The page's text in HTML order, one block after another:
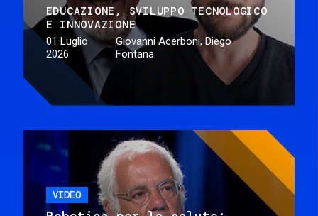
EDUCAZIONE
SVILUPPO TECNOLOGICO
E INNOVAZIONE
01 Luglio
2026
Giovanni Acerboni, Diego
Fontana
VIDEO